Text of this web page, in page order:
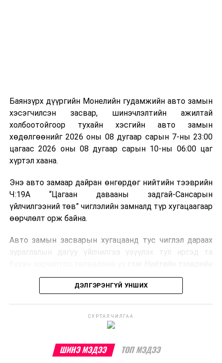
болон дулааны эрчим хүч үйлдвэрлэхэд ашиглаж
болдог. Зарим технологийн хувьд шаталтын дараа
үлдэх үнснээс фосфор зэрэг ашигт эрдсийг сэргээн
авах боломжтой аж.
байна. Тухайлбал, Германд лаг шатаах үйлдвэрээс
гарсан үнснээс фосфор сэргээн авах технологи
ашигладаг бол Нидерландад төвлөрсөн лаг
боловсруулах үйлдвэрүүдээр дулаан, цахилгаан
Ийнхүү лаг хатаах, шатаах технологийг лагийн
улсад өргөн ашиглаж байна.
Баянзүрх дүүргийн Монелийн гудамжийн авто замын
хэсэгчилсэн засвар, шинэчлэлтийн ажилтай
холбоотойгоор тухайн хэсгийн авто замын
хөдөлгөөнийг 2026 оны 08 дугаар сарын 7-ны 23:00
цагаас 2026 оны 08 дугаар сарын 10-ны 06:00 цаг
хүртэл хаана.
Энэ авто замаар дайран өнгөрдөг нийтийн тээврийн
Ч:19А “Цагаан давааны задгай-Сансарын
үйлчилгээний төв” чиглэлийн замналд түр хугацаагаар
өөрчлөлт орж байна.
Авто замын засварын хугацаанд тус чиглэл дараах
зураглалын дагуу үйлчилгээ үзүүлэх тул иргэд та
бодлогын газраас мэдээллээ.
ДЭЛГЭРЭНГҮЙ УНШИХ
СУРТАЛЧИЛГАА
ШИНЭ МЭДЭЭ ТОП МЭДЭЭ